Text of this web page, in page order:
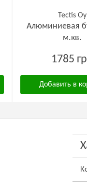
Tectis Oy
Алюминиевая
м.кв.
1785
Добавить в